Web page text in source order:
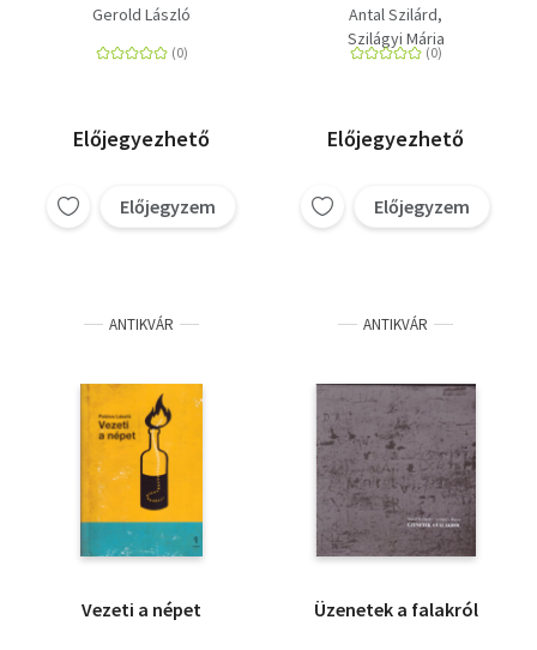
Gerold László
Előjegyezhető
Előjegyzem
Antal Szilárd
Szilágyi Mária
Előjegyezhető
Előjegyzem
ANTIKVÁR
Vezeti a népet
ANTIKVÁR
Üzenetek a falakról